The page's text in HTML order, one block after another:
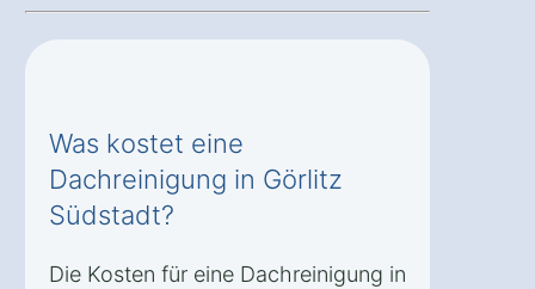
Was kostet eine
Dachreinigung in Görlitz
Südstadt?
Die Kosten für eine Dachreinigung in